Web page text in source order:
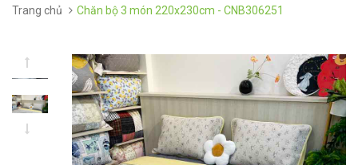
Trang chủ Chăn bộ 3 món 220x230cm - CNB306251